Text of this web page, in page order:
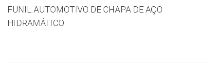
FUNIL AUTOMOTIVO DE CHAPA DE AÇO
HIDRAMÁTICO